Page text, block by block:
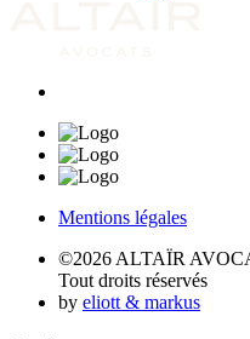
Mentions légales
©2026 ALTAÏR
Tout droits réservés
by eliott & markus